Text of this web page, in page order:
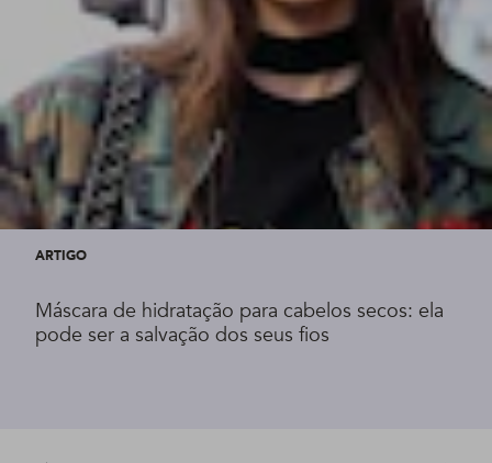
ARTIGO
Máscara de hidratação para cabelos secos: ela
pode ser a salvação dos seus fios